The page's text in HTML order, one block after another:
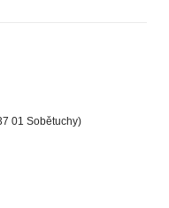
01 Sobětuchy)